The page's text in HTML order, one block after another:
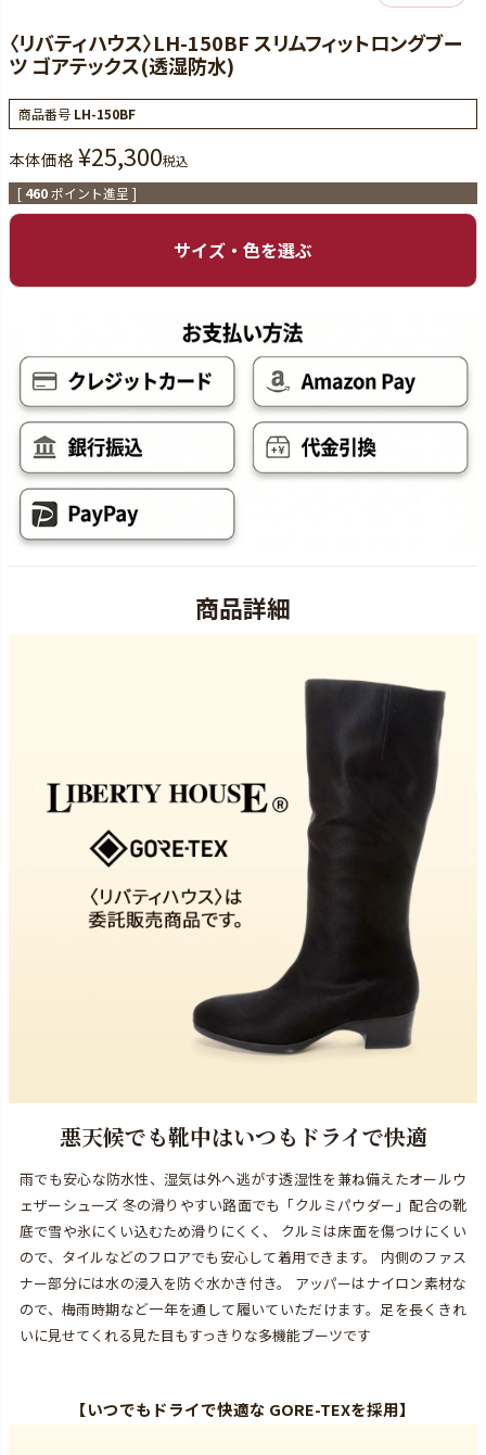
〈リバティハウス〉LH-150BF スリムフィットロングブー
ツ ゴアテックス(透湿防水)
商品番号 LH-150BF
本体価格¥25,300税込
[ 460ポイント進呈 ]
サイズ・色を選ぶ
悪天候でも靴中はいつもドライで快適
雨でも安心な防水性、湿気は外へ逃がす透湿性を兼ね備えたオールウ
ェザーシューズ 冬の滑りやすい路面でも「クルミパウダー」配合の靴
底で雪や氷にくい込むため滑りにくく、 クルミは床面を傷つけにくい
ので、タイルなどのフロアでも安心して着用できます。 内側のファス
ナー部分には水の浸入を防ぐ水かき付き。 アッパーはナイロン素材な
ので、梅雨時期など一年を通して履いていただけます。足を長くきれ
いに見せてくれる見た目もすっきりな多機能ブーツです
【いつでもドライで快適な GORE-TEXを採用】